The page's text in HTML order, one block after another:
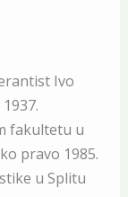
Ivo
fakultetu u
pravo 1985.
u Splitu